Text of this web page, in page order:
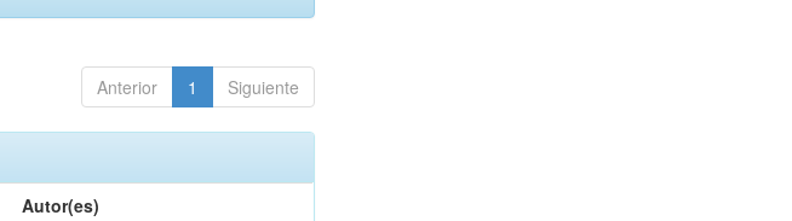
Anterior 1 Siguiente
Autor(es)